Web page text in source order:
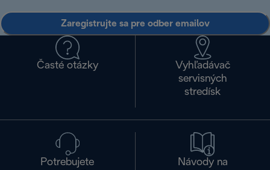
Zaregistrujte sa pre odber emailov
Časté otázky
Vyhľadávač
servisných
stredísk
Potrebujete
Návody na